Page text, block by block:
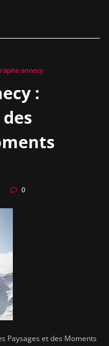
annecy
:
0
Paysages et des Moments